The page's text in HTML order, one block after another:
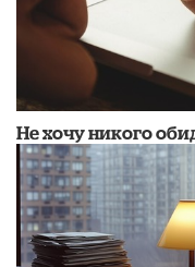
Не хочу никого